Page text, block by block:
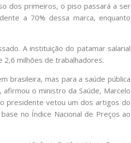
dos primeiros, o piso passará a ser
a 70% dessa marca, enquanto
A instituição do patamar salarial
2,6 milhões de trabalhadores.
brasileira, mas para a saúde pública
afirmou o ministro da Saúde, Marcelo
presidente vetou um dos artigos do
no Índice Nacional de Preços ao